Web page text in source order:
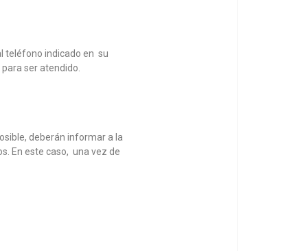
teléfono indicado en su
ser atendido.
deberán informar a la
En este caso, una vez de